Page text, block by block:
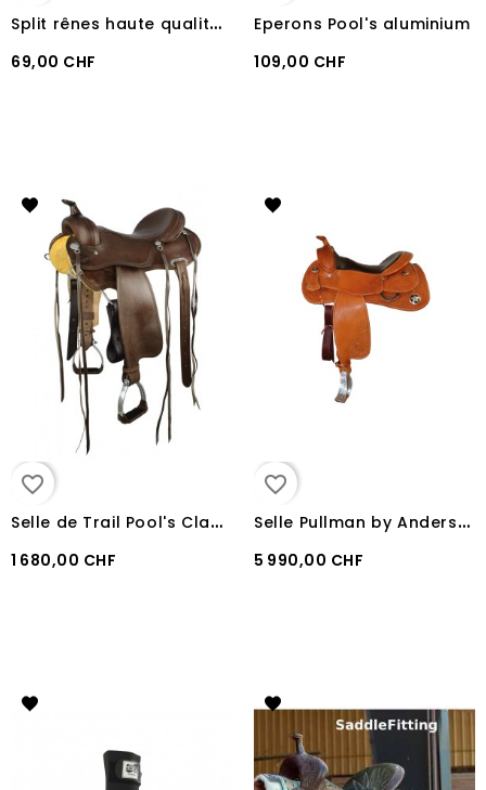
S
plit rênes haute qualité Lakota 5/8" brun foncé
69,00 CHF
Eperons Pool's aluminium
109,00 CHF
favorite_border
S
elle de Trail Pool's Classic
1 680,00 CHF
favorite_border
S
elle Pullman by Anders Josefsson Pro Reiner
5 990,00 CHF